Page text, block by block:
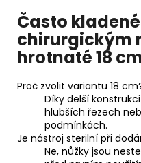
Často
chirurgickým
hrotnaté 18
Proč zvolit variantu 18
Díky delší
hlubších řezech
podmínkách.
Je nástroj sterilní při
Ne, nůžky jsou